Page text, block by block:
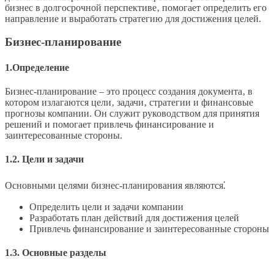
бизнес в долгосрочной перспективе‚ помогает определить его
направление и выработать стратегию для достижения целей.
Бизнес-планирование
1.Определение
Бизнес-планирование ‒ это процесс создания документа‚ в
котором излагаются цели‚ задачи‚ стратегии и финансовые
прогнозы компании. Он служит руководством для принятия
решений и помогает привлечь финансирование и
заинтересованные стороны.
1.2. Цели и задачи
Основными целями бизнес-планирования являются⁚
Определить цели и задачи компании
Разработать план действий для достижения целей
Привлечь финансирование и заинтересованные стороны
1.3. Основные разделы